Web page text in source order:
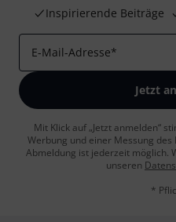
Inspirierende Beiträge
E-Mail-Adresse*
Jetzt
Mit Klick auf „Jetzt anmelden“
Werbung und einer Messung
Abmeldung ist jederzeit möglich.
unseren
*